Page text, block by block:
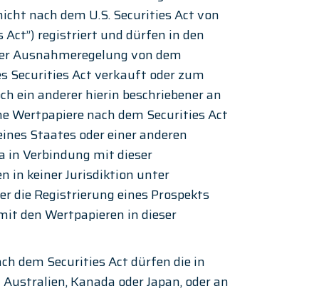
nach dem U.S. Securities Act von
Act”) registriert und dürfen in den
Ausnahmeregelung von dem
Securities Act verkauft oder zum
ein anderer hierin beschriebener an
Wertpapiere nach dem Securities Act
Staates oder einer anderen
in Verbindung mit dieser
in keiner Jurisdiktion unter
die Registrierung eines Prospekts
den Wertpapieren in dieser
dem Securities Act dürfen die in
Kanada oder Japan, oder an